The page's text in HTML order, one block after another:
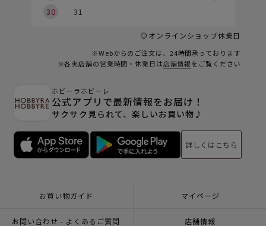
30
31
オンラインショップ休業日
※Webからのご注文は、24時間承っております
※各実店舗の営業時間・休業日は店舗情報をご覧ください
ホビーラホビーレ
公式アプリで最新情報をお届け！
サクサク見られて、楽しいお買い物♪
詳しくはこちら
お買い物ガイド マイページ
お問い合わせ - よくあるご質問 店舗情報